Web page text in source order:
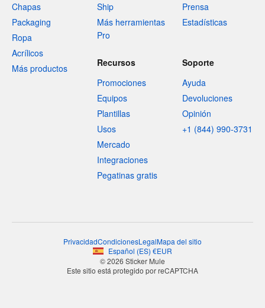
Chapas
Packaging
Ropa
Acrílicos
Más productos
Ship
Más herramientas
Pro
Prensa
Estadísticas
Recursos
Promociones
Equipos
Plantillas
Usos
Mercado
Integraciones
Pegatinas gratis
Soporte
Ayuda
Devoluciones
Opinión
+1 (844) 990-3731
PrivacidadCondicionesLegalMapa del sitio
Español (ES) €EUR
© 2026 Sticker Mule
Este sitio está protegido por reCAPTCHA